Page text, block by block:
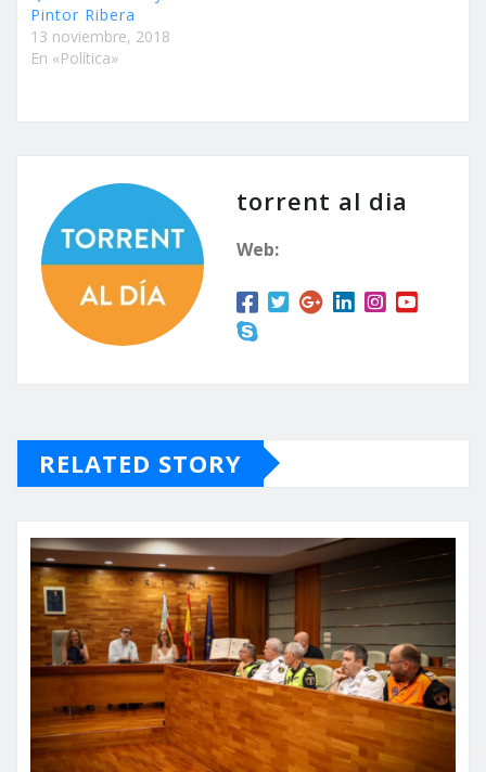
Pintor Ribera
13 noviembre, 2018
En «Política»
torrent al dia
Web:
RELATED STORY